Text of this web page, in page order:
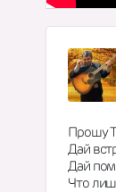
Прошу
Дай
Дай
Что